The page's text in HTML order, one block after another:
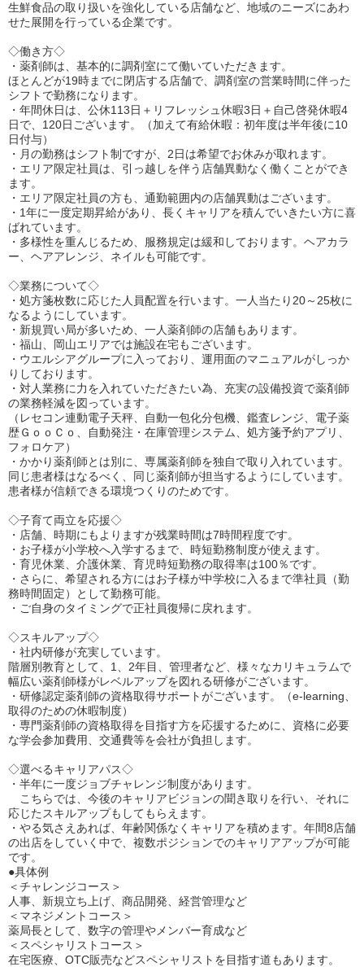
生鮮食品の取り扱いを強化している店舗など、地域のニーズにあわ
せた展開を行っている企業です。
◇働き方◇
・薬剤師は、基本的に調剤室にて働いていただきます。
ほとんどが19時までに閉店する店舗で、調剤室の営業時間に伴った
シフトで勤務になります。
・年間休日は、公休113日＋リフレッシュ休暇3日＋自己啓発休暇4
日で、120日ございます。（加えて有給休暇：初年度は半年後に10
日付与）
・月の勤務はシフト制ですが、2日は希望でお休みが取れます。
・エリア限定社員は、引っ越しを伴う店舗異動なく働くことができ
ます。
・エリア限定社員の方も、通勤範囲内の店舗異動はございます。
・1年に一度定期昇給があり、長くキャリアを積んでいきたい方に喜
ばれています。
・多様性を重んじるため、服務規定は緩和しております。ヘアカラ
ー、ヘアアレンジ、ネイルも可能です。
◇業務について◇
・処方箋枚数に応じた人員配置を行います。一人当たり20～25枚に
なるようにしています。
・新規買い局が多いため、一人薬剤師の店舗もあります。
・福山、岡山エリアでは施設在宅もございます。
・ウエルシアグループに入っており、運用面のマニュアルがしっか
りしております。
・対人業務に力を入れていただきたい為、充実の設備投資で薬剤師
の業務軽減を図っています。
（レセコン連動電子天秤、自動一包化分包機、鑑査レンジ、電子薬
歴ＧｏｏＣｏ、自動発注・在庫管理システム、処方箋予約アプリ、
フォロケア）
・かかり薬剤師とは別に、専属薬剤師を独自で取り入れています。
同じ患者様はなるべく、同じ薬剤師が担当するようにしています。
患者様が信頼できる環境つくりのためです。
◇子育て両立を応援◇
・店舗、時期にもよりますが残業時間は7時間程度です。
・お子様が小学校へ入学するまで、時短勤務制度が使えます。
・育児休業、介護休業、育児時短勤務の取得率は100％です。
・さらに、希望される方にはお子様が中学校に入るまで準社員（勤
務時間固定）として勤務可能。
・ご自身のタイミングで正社員復帰に戻れます。
◇スキルアップ◇
・社内研修が充実しています。
階層別教育として、1、2年目、管理者など、様々なカリキュラムで
幅広い薬剤師様がレベルアップを図れる研修がございます。
・研修認定薬剤師の資格取得サポートがございます。（e-learning、
取得のための休暇制度）
・専門薬剤師の資格取得を目指す方を応援するために、資格に必要
な学会参加費用、交通費等を会社が負担します。
◇選べるキャリアパス◇
・半年に一度ジョブチャレンジ制度があります。
こちらでは、今後のキャリアビジョンの聞き取りを行い、それに
応じたスキルアップもしてもらえます。
・やる気さえあれば、年齢関係なくキャリアを積めます。年間8店舗
の出店をしていく中で、複数ポジションでのキャリアアップが可能
です。
●具体例
＜チャレンジコース＞
人事、新規立ち上げ、商品開発、経営管理など
＜マネジメントコース＞
薬局長として、数字の管理やメンバー育成など
＜スペシャリストコース＞
在宅医療、OTC販売などスペシャリストを目指す道もあります。